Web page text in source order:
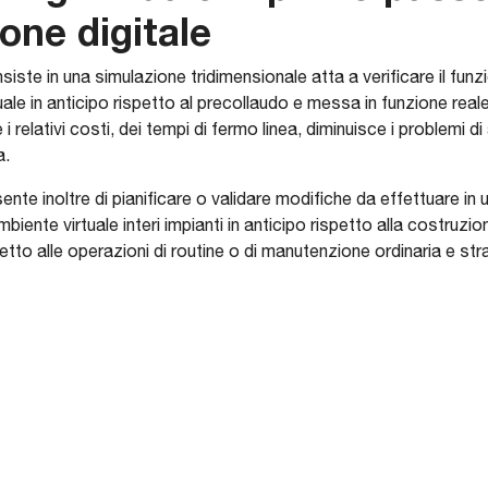
digitale
in una simulazione tridimensionale atta a verificare il
in anticipo rispetto al precollaudo e messa in funzione
i relativi costi, dei tempi di fermo linea, diminuisce i problemi
inoltre di pianificare o validare modifiche da effettuare in
virtuale interi impianti in anticipo rispetto alla
alle operazioni di routine o di manutenzione ordinaria e